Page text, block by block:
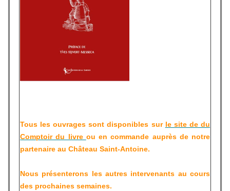
Tous les ouvrages sont disponibles sur le site de du
Comptoir du livre ou en commande auprès de notre
partenaire au Château Saint-Antoine.
Nous présenterons les autres intervenants au cours
des prochaines semaines.